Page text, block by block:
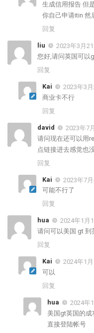
生成信用报告 但
你自己申请itin 然
回复
liu
2023年3月
您好,请问英国可以
回复
Kai
2023年3
商业卡不行
回复
david
2023年7
请问现在还可以用
点链接进去感觉也
回复
Kai
2023年7
可能不行了
回复
hua
2024年1月
请问可以美国 gt 到
回复
Kai
2024年1
可以
回复
hua
2024年
美国gt英国的成
直接登陆帐号